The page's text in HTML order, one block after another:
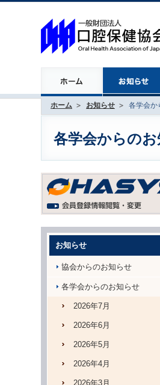
ホーム お知らせ 各学会か
各学会からの
お知らせ
協会からのお知らせ
各学会からのお知らせ
2026年7月
2026年6月
2026年5月
2026年4月
2026年3月